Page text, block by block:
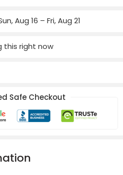
Aug 16 – Fri, Aug 21
this right now
Safe Checkout